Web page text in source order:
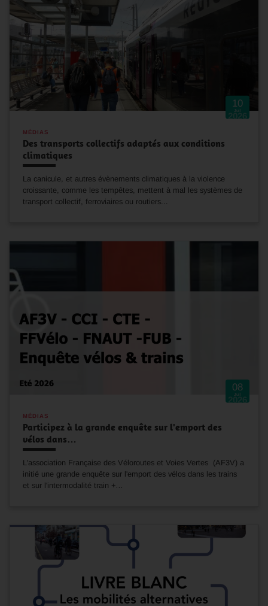
10
Juil
2026
MÉDIAS
Des transports collectifs adaptés aux conditions
climatiques
La canicule, et autres évènements climatiques à la violence
croissante, comme les tempêtes, mettent à mal les systèmes de
transport collectif, ferroviaires ou routiers...
08
Juil
2026
MÉDIAS
Participez à la grande enquête sur l'emport des
vélos dans…
L'association Française des Véloroutes et Voies Vertes (AF3V) a
initié une grande enquête sur l'emport des vélos dans les trains
et sur l'intermodalité train +…